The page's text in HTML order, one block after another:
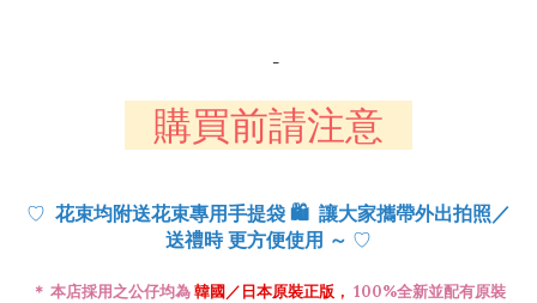
-
購買前請注意
♡ 花束均附送花束專用手提袋 🛍️ 讓大家攜帶外出拍照／
送禮時 更方便使用 ～ ♡
＊ 本店採用之公仔均為韓國／日本原裝正版 ， 100%全新並配有原裝